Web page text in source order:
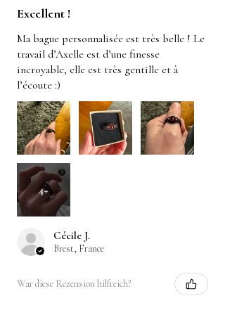
Excellent !
Ma bague personnalisée est très belle ! Le
travail d’Axelle est d’une finesse
incroyable, elle est très gentille et à
l’écoute :)
4+
Cécile J.
Brest, France
War diese Rezension hilfreich?